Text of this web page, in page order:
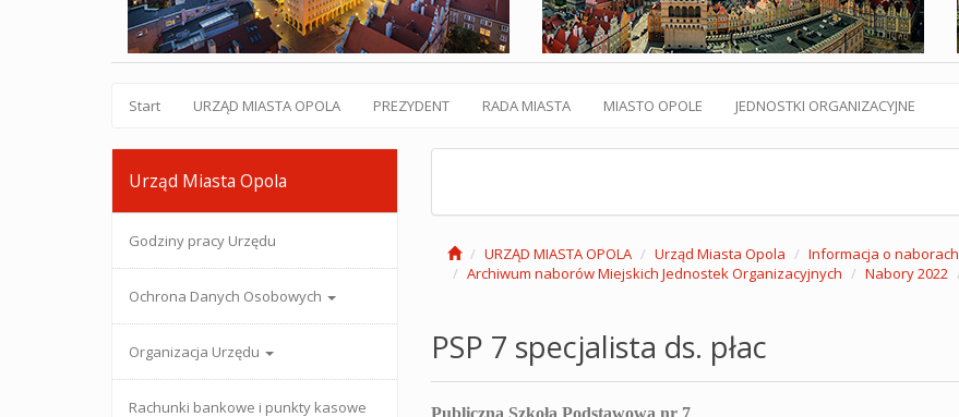
Start URZĄD MIASTA OPOLA PREZYDENT RADA MIASTA MIASTO OPOLE JEDNOSTKI ORGANIZACYJNE
Urząd Miasta Opola
Godziny pracy Urzędu
Ochrona Danych Osobowych
Organizacja Urzędu
Rachunki bankowe i punkty kasowe
URZĄD MIASTA OPOLA Urząd Miasta Opola Informacja o naborach
Archiwum naborów Miejskich Jednostek Organizacyjnych
Nabory 2022
PSP 7 specjalista ds. płac
Publiczna Szkoła Podstawowa nr 7